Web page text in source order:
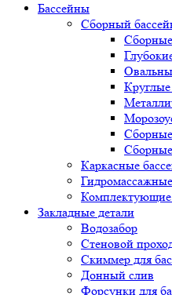
Бассейны
Сборный
Каркасные
Комплектующие
Закладные детали
Водозабор
Стеновой
Скиммер для
Донный слив
Форсунки для